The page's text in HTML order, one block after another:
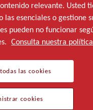
relevante. Usted
esenciales o gestione
pueden no funcionar
Consulta nuestra
las cookies
cookies